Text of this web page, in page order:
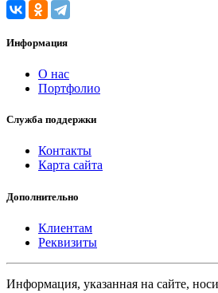
Информация
О нас
Портфолио
Служба поддержки
Контакты
Карта сайта
Дополнительно
Клиентам
Реквизиты
Информация, указанная на сайте,